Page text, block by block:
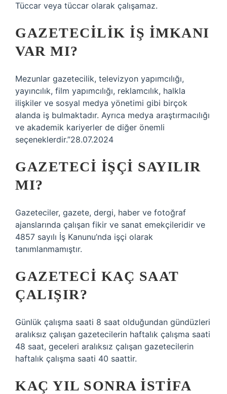
Tüccar veya tüccar olarak çalışamaz.
GAZETECILIK IŞ IMKANI
VAR MI?
Mezunlar gazetecilik, televizyon yapımcılığı,
yayıncılık, film yapımcılığı, reklamcılık, halkla
ilişkiler ve sosyal medya yönetimi gibi birçok
alanda iş bulmaktadır. Ayrıca medya araştırmacılığı
ve akademik kariyerler de diğer önemli
seçeneklerdir.”28.07.2024
GAZETECI IŞÇI SAYILIR
MI?
Gazeteciler, gazete, dergi, haber ve fotoğraf
ajanslarında çalışan fikir ve sanat emekçileridir ve
4857 sayılı İş Kanunu’nda işçi olarak
tanımlanmamıştır.
GAZETECI KAÇ SAAT
ÇALIŞIR?
Günlük çalışma saati 8 saat olduğundan gündüzleri
aralıksız çalışan gazetecilerin haftalık çalışma saati
48 saat, geceleri aralıksız çalışan gazetecilerin
haftalık çalışma saati 40 saattir.
KAÇ YIL SONRA ISTIFA